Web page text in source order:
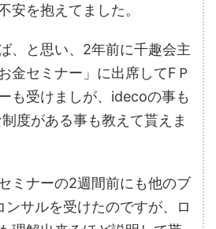
安を抱えてました。
、と思い、2年前に千趣会主
金セミナー」に出席してFＰ
も受けましが、idecoの事も
度がある事も教えて貰えま
ミナーの2週間前にも他のブ
ンサルを受けたのですが、ロ